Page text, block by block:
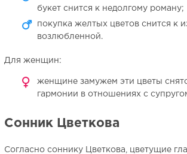
букет снится к недолгому роману;
покупка желтых цветов снится к
возлюбленной.
Для женщин:
женщине замужем эти цветы
гармонии в отношениях с
Сонник Цветкова
Согласно соннику Цветкова, цветущие